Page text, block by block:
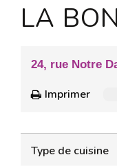
LA
24, rue Notre
Imprimer
Type de cuisine